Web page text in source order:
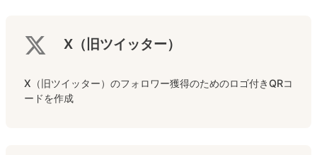
X（旧ツイッター）
X（旧ツイッター）のフォロワー獲得のためのロゴ付きQRコ
ードを作成